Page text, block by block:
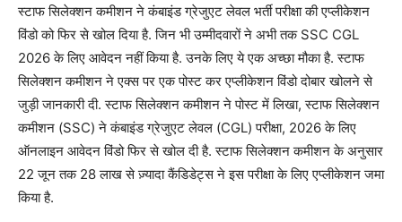
स्टाफ सिलेक्शन कमीशन ने कंबाइंड ग्रेजुएट लेवल भर्ती परीक्षा की एप्लीकेशन
विंडो को फिर से खोल दिया है. जिन भी उम्मीदवारों ने अभी तक SSC CGL
2026 के लिए आवेदन नहीं किया है. उनके लिए ये एक अच्छा मौका है. स्टाफ
सिलेक्शन कमीशन ने एक्स पर एक पोस्ट कर एप्लीकेशन विंडो दोबार खोलने से
जुड़ी जानकारी दी. स्टाफ सिलेक्शन कमीशन ने पोस्ट में लिखा, स्टाफ सिलेक्शन
कमीशन (SSC) ने कंबाइंड ग्रेजुएट लेवल (CGL) परीक्षा, 2026 के लिए
ऑनलाइन आवेदन विंडो फिर से खोल दी है. स्टाफ सिलेक्शन कमीशन के अनुसार
22 जून तक 28 लाख से ज़्यादा कैंडिडेट्स ने इस परीक्षा के लिए एप्लीकेशन जमा
किया है.